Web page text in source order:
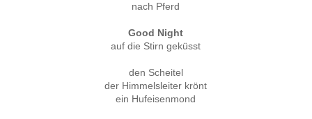
nach Pferd
Good Night
auf die Stirn geküsst
den Scheitel
der Himmelsleiter krönt
ein Hufeisenmond